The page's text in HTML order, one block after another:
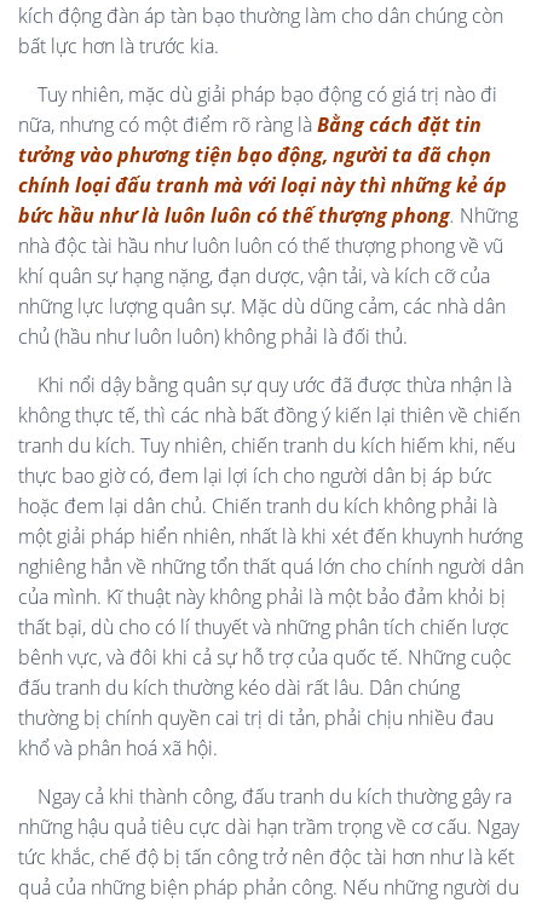
kích động đàn áp tàn bạo thường làm cho dân chúng còn
bất lực hơn là trước kia.
Tuy nhiên, mặc dù giải pháp bạo động có giá trị nào đi
nữa, nhưng có một điểm rõ ràng làBằng cách đặt tin
tưởng vào phương tiện bạo động, người ta đã chọn
chính loại đấu tranh mà với loại này thì những kẻ áp
bức hầu như là luôn luôn có thế thượng phong. Những
nhà độc tài hầu như luôn luôn có thế thượng phong về vũ
khí quân sự hạng nặng, đạn dược, vận tải, và kích cỡ của
những lực lượng quân sự. Mặc dù dũng cảm, các nhà dân
chủ (hầu như luôn luôn) không phải là đối thủ.
Khi nổi dậy bằng quân sự quy ước đã được thừa nhận là
không thực tế, thì các nhà bất đồng ý kiến lại thiên về chiến
tranh du kích. Tuy nhiên, chiến tranh du kích hiếm khi, nếu
thực bao giờ có, đem lại lợi ích cho người dân bị áp bức
hoặc đem lại dân chủ. Chiến tranh du kích không phải là
một giải pháp hiển nhiên, nhất là khi xét đến khuynh hướng
nghiêng hẳn về những tổn thất quá lớn cho chính người dân
của mình. Kĩ thuật này không phải là một bảo đảm khỏi bị
thất bại, dù cho có lí thuyết và những phân tích chiến lược
bênh vực, và đôi khi cả sự hỗ trợ của quốc tế. Những cuộc
đấu tranh du kích thường kéo dài rất lâu. Dân chúng
thường bị chính quyền cai trị di tản, phải chịu nhiều đau
khổ và phân hoá xã hội.
Ngay cả khi thành công, đấu tranh du kích thường gây ra
những hậu quả tiêu cực dài hạn trầm trọng về cơ cấu. Ngay
tức khắc, chế độ bị tấn công trở nên độc tài hơn như là kết
quả của những biện pháp phản công. Nếu những người du